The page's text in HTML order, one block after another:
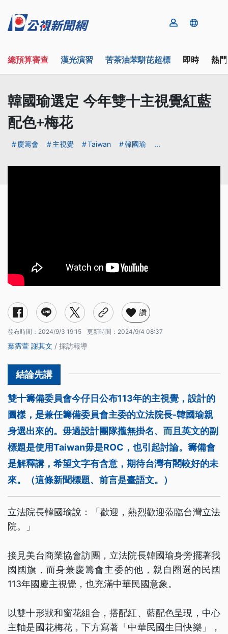
總預算審查 漢光演習 苦茶油苯駢芘超標 即時 熱
韓國瑜選定 今年雙十主視覺紅藍
配色+梅花
慶籌會 主視覺 Taiwan 韓國瑜 ...
讚
發布時間： 2024/9/3 19:15 更新時間： 2024/9/4 08:37
葉霈萱 謝其文 / 採訪報導
雙十籌備委員會今仔日公布113年的主視覺，設計的
圖樣，是兼任籌備委員會主委的立法院長-韓國瑜親
身選出來的。毋過設計團隊攏無掛名、而且英文的副
標題是使用Taiwan毋是ROC，也引起討論。籌備會
是解釋講，希望文字有含意，期待台灣有閣較好的未
來。（這條新聞標題、前言是臺語文。）
立法院長韓國瑜說：「歡迎，熱烈歡迎蒞臨台灣立法
院。」
接見美台商業協會訪團，立法院長韓國瑜身旁擺著我
國國旗，而身兼慶籌會主委的他，親自圈選的民國
113年國慶主視覺，也充滿中華民國意象。
以雙十形狀和窗花組合，搭配紅、藍配色呈現，中心
主軸是國花梅花，下方寫著「中華民國生日快樂」，